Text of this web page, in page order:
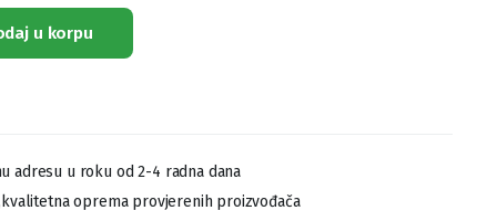
u korpu
adresu u roku od 2-4 radna dana
oprema provjerenih proizvođača